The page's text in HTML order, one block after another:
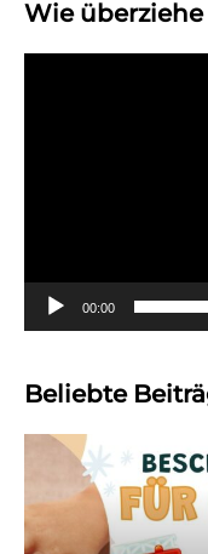
Wie
00:00
Beliebte